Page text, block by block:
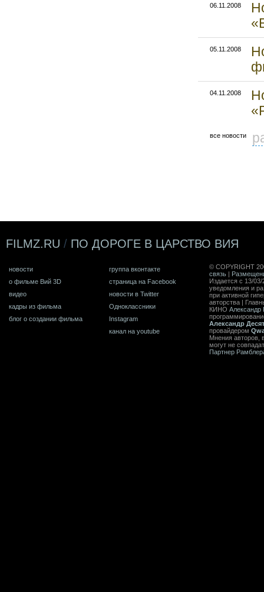
06.11.2008
05.11.2008
04.11.2008
все новости
FILMZ.RU / ПО ДОРОГЕ В ЦАРСТВО ВИЯ
новости
о фильме Вий 3D
видео
кадры из фильма
блог о создании фильма
группа вконтакте
страница на Facebook
новости в Twitter
Одноклассники
Instagram
канал на youtube
© COPYRIGHT
связь
Издается с 13/
уведомления и
при активной
авторства |
КИНО Александр
Александр
провайдером
Мнения авторов,
могут не
Партнер